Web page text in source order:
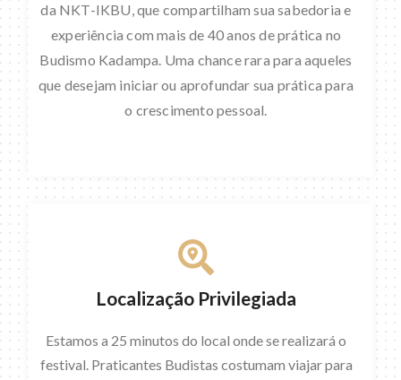
da NKT-IKBU, que compartilham sua sabedoria e
experiência com mais de 40 anos de prática no
Budismo Kadampa. Uma chance rara para aqueles
que desejam iniciar ou aprofundar sua prática para
o crescimento pessoal.
Localização Privilegiada
Estamos a 25 minutos do local onde se realizará o
festival. Praticantes Budistas costumam viajar para